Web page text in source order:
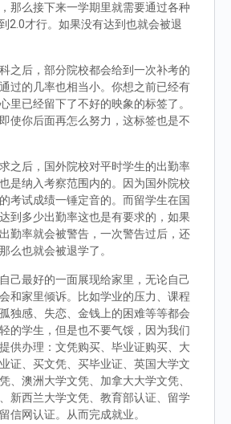
那么接下来一学期里就需要通过各种
2.0才行。如果没有达到也就会被退
之后，部分院校都会给到一次补考的
过的几率也相当小。你想之前已经有
里已经留下了不好的映象的标签了。
使你后面再怎么努力，这标签也是不
之后，国外院校对平时学生的出勤率
是纳入考察范围内的。因为国外院校
考试成绩一锤定音的。而留学生在国
到多少出勤率这也是有要求的，如果
勤率就会被警告，一次警告过后，还
么也就会被退学了。
己最好的一面展现给家里，无论自己
和家里倾诉。比如学业的压力、课程
独感、失恋、金钱上的困难等等都会
的学生，但是也不要气馁，因为我们
供办理：文凭购买、毕业证购买、大
证、买文凭、买毕业证、英国大学文
、澳洲大学文凭、加拿大大学文凭、
新西兰大学文凭、教育部认证、留学
信网认证。从而完成就业。